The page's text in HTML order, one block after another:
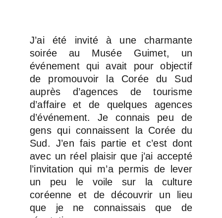
J’ai été invité à une charmante
soirée au Musée Guimet, un
événement qui avait pour objectif
de promouvoir la Corée du Sud
auprès d’agences de tourisme
d’affaire et de quelques agences
d’événement. Je connais peu de
gens qui connaissent la Corée du
Sud. J’en fais partie et c’est dont
avec un réel plaisir que j’ai accepté
l’invitation qui m’a permis de lever
un peu le voile sur la culture
coréenne et de découvrir un lieu
que je ne connaissais que de